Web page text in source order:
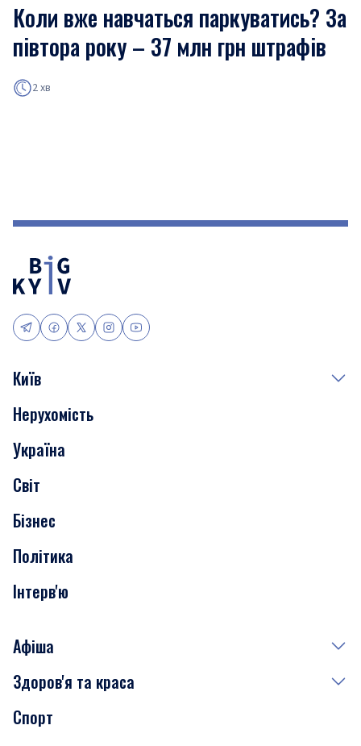
Коли вже навчаться паркуватись? За
півтора року – 37 млн грн штрафів
2 хв
Київ
Події
Скандали
Нерухомість
Транспорт
Нерухомість
Україна
Світ
Бізнес
Політика
Інтерв'ю
Афіша
Сьогодні
Завтра
Здоров'я та краса
Медицина
Спорт